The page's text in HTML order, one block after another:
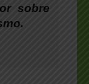
sobre